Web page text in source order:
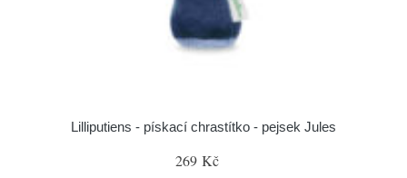
Lilliputiens - pískací chrastítko - pejsek Jules
269 Kč